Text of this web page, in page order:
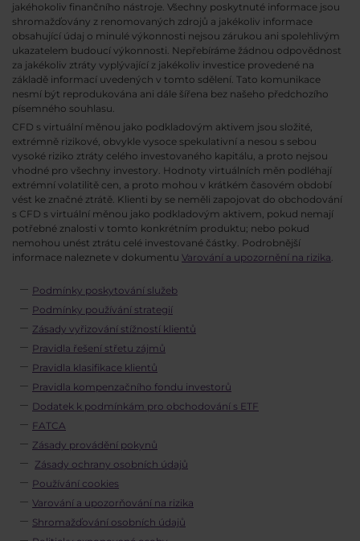
jakéhokoliv finančního nástroje. Všechny poskytnuté informace jsou
shromažďovány z renomovaných zdrojů a jakékoliv informace
obsahující údaj o minulé výkonnosti nejsou zárukou ani spolehlivým
ukazatelem budoucí výkonnosti. Nepřebíráme žádnou odpovědnost
za jakékoliv ztráty vyplývající z jakékoliv investice provedené na
základě informací uvedených v tomto sdělení. Tato komunikace
nesmí být reprodukována ani dále šířena bez našeho předchozího
písemného souhlasu.
CFD s virtuální měnou jako podkladovým aktivem jsou složité,
extrémně rizikové, obvykle vysoce spekulativní a nesou s sebou
vysoké riziko ztráty celého investovaného kapitálu, a proto nejsou
vhodné pro všechny investory. Hodnoty virtuálních měn podléhají
extrémní volatilitě cen, a proto mohou v krátkém časovém období
vést ke značné ztrátě. Klienti by se neměli zapojovat do obchodování
s CFD s virtuální měnou jako podkladovým aktivem, pokud nemají
potřebné znalosti v tomto konkrétním produktu; nebo pokud
nemohou unést ztrátu celé investované částky. Podrobnější
informace naleznete v dokumentu Varování a upozornění na rizika.
Podmínky poskytování služeb
Podmínky používání strategií
Zásady vyřizování stížností klientů
Pravidla řešení střetu zájmů
Pravidla klasifikace klientů
Pravidla kompenzačního fondu investorů
Dodatek k podmínkám pro obchodování s ETF
FATCA
Zásady provádění pokynů
Zásady ochrany osobních údajů
Používání cookies
Varování a upozorňování na rizika
Shromažďování osobních údajů